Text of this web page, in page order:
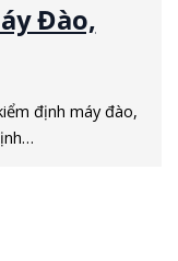
Đào,
định máy đào,